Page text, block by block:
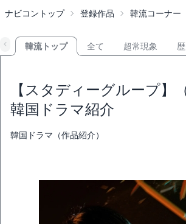
ナビコントップ 登録作品 韓流コーナー
韓流トップ 全て 超常現象
【スタディーグループ】
韓国ドラマ紹介
韓国ドラマ（作品紹介）